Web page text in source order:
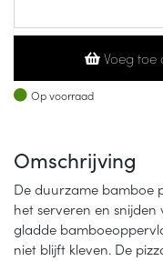
Voeg toe
Op voorraad
Op voorraad
Omschrijving
De duurzame bamboe
het serveren en
gladde
niet blijft kleven. De